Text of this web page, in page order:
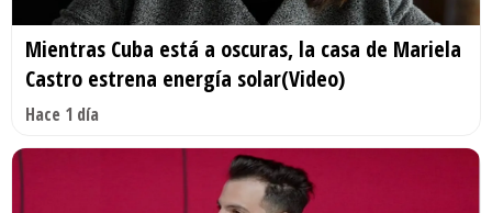
Mientras Cuba está a oscuras, la casa de Mariela
Castro estrena energía solar(Video)
Hace 1 día